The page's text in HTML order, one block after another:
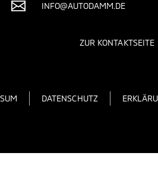
INFO@AUTODAMM.DE
ZUR KONTAKTSEITE
DATENSCHUTZ